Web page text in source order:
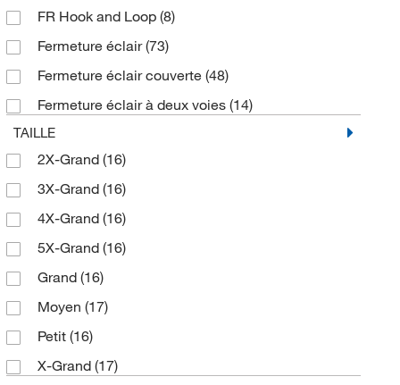
FR Hook and Loop (8)
Fermeture éclair(73)
Fermeture éclair couverte (48)
Fermeture éclair à deux voies (14)
TAILLE
2X-Grand (16)
3X-Grand (16)
4X-Grand (16)
5X-Grand (16)
Grand (16)
Moyen (17)
Petit (16)
X-Grand (17)